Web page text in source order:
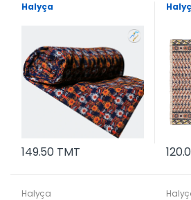
Halyça
149.50 TMT
Halyça